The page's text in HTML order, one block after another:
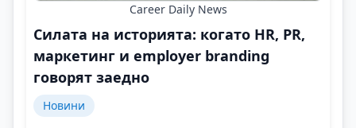
Career Daily News
Силата на историята: когато HR, PR,
маркетинг и employer branding
говорят заедно
Новини